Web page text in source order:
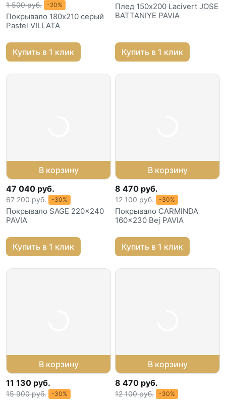
1 500 руб. -20%
Покрывало 180х210 серый
Pastel VILLATA
Купить в 1 клик
Плед 150х200 Lacivert JOSE
BATTANIYE PAVIA
Купить в 1 клик
В корзину
47 040 руб.
67 200 руб. -30%
Покрывало SAGE 220x240
PAVIA
Купить в 1 клик
В корзину
8 470 руб.
12 100 руб. -30%
Покрывало CARMINDA
160x230 Bej PAVIA
Купить в 1 клик
В корзину
11 130 руб.
15 900 руб. -30%
В корзину
8 470 руб.
12 100 руб. -30%